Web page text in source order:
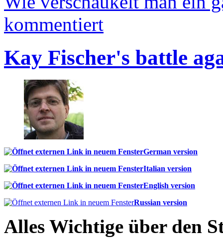
kommentiert
Kay Fischer's battle
German version
Italian version
English version
Russian version
Alles Wichtige über den